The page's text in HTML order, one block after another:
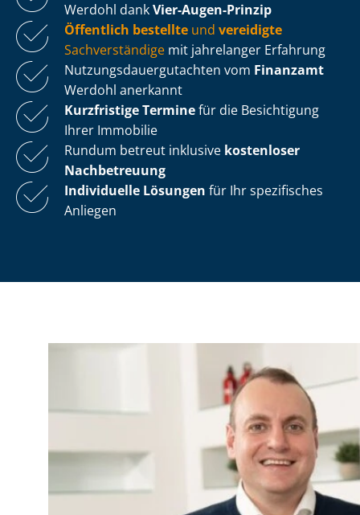
Werdohl dankVier-Augen-Prinzip
Öffentlich bestellte und vereidigte
Sachverständige mit jahrelanger Erfahrung
Nut­zungs­dau­er­gut­ach­ten vom Finanzamt
Werdohl anerkannt
Kurzfristige Terminefür die Besichtigung
Ihrer Immobilie
Rundum betreut inklusive kostenloser
Nachbetreuung
Individuelle Lösungen für Ihr spezifisches
Anliegen